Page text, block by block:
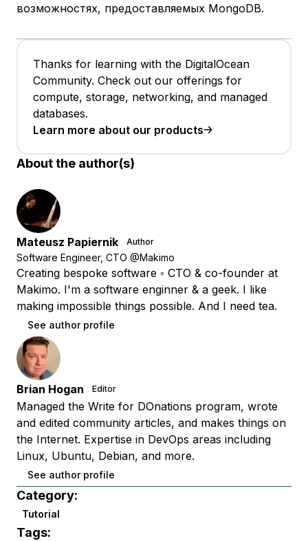
возможностях, предоставляемых MongoDB.
Thanks for learning with the DigitalOcean
Community. Check out our offerings for
compute, storage, networking, and managed
databases.
Learn more about our products
About the author(s)
Mateusz Papiernik Author
Software Engineer, CTO @Makimo
Creating bespoke software ◦ CTO & co-founder at
Makimo. I'm a software enginner & a geek. I like
making impossible things possible. And I need tea.
See author profile
Brian Hogan Editor
Managed the Write for DOnations program, wrote
and edited community articles, and makes things on
the Internet. Expertise in DevOps areas including
Linux, Ubuntu, Debian, and more.
See author profile
Category:
Tutorial
Tags: